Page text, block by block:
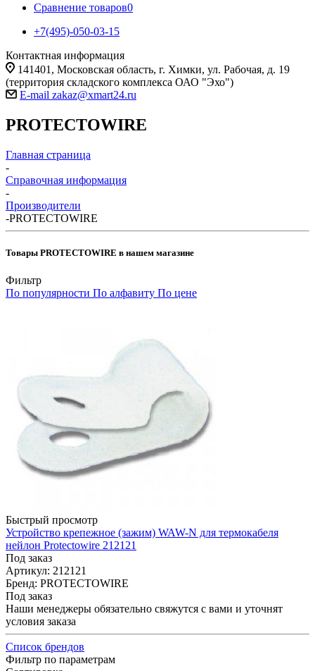
Сравнение товаров0
+7(495)-050-03-15
Контактная информация
141401, Московская область, г. Химки, ул. Рабочая, д. 19
(территория складского комплекса ОАО "Эхо")
E-mail zakaz@xmart24.ru
PROTECTOWIRE
Главная страница
-
Справочная информация
-
Производители
-PROTECTOWIRE
Товары PROTECTOWIRE в нашем магазине
Фильтр
По популярности По алфавиту По цене
Быстрый просмотр
Устройство крепежное (зажим) WAW-N для термокабеля
нейлон Protectowire 212121
Под заказ
Артикул: 212121
Бренд: PROTECTOWIRE
Под заказ
Наши менеджеры обязательно свяжутся с вами и уточнят
условия заказа
Список брендов
Фильтр по параметрам